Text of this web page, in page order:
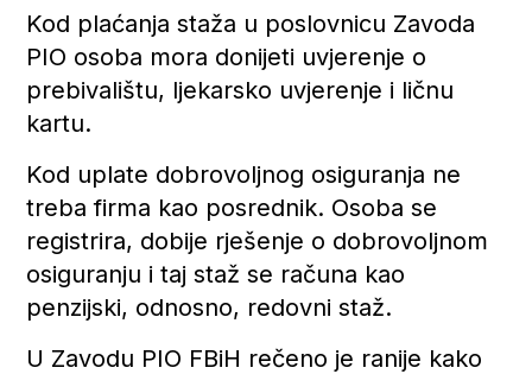
Kod plaćanja staža u poslovnicu Zavoda
PIO osoba mora donijeti uvjerenje o
prebivalištu, ljekarsko uvjerenje i ličnu
kartu.
Kod uplate dobrovoljnog osiguranja ne
treba firma kao posrednik. Osoba se
registrira, dobije rješenje o dobrovoljnom
osiguranju i taj staž se računa kao
penzijski, odnosno, redovni staž.
U Zavodu PIO FBiH rečeno je ranije kako